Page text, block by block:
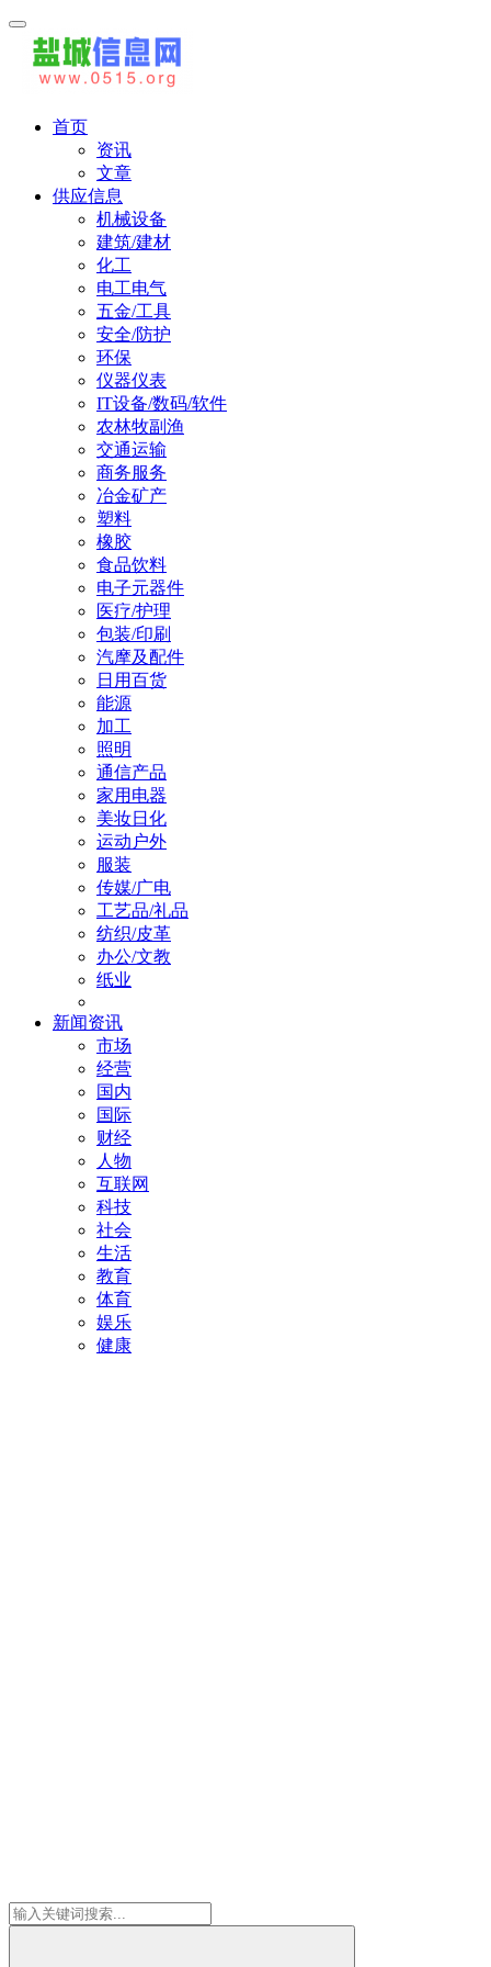
首页
资讯
文章
供应信息
机械设备
建筑/建材
化工
电工电气
五金/工具
安全/防护
环保
仪器仪表
IT设备/数码/软件
农林牧副渔
交通运输
商务服务
冶金矿产
塑料
橡胶
食品饮料
电子元器件
医疗/护理
包装/印刷
汽摩及配件
日用百货
能源
加工
照明
通信产品
家用电器
美妆日化
运动户外
服装
传媒/广电
工艺品/礼品
纺织/皮革
办公/文教
纸业
新闻资讯
市场
经营
国内
国际
财经
人物
互联网
科技
社会
生活
教育
体育
娱乐
健康